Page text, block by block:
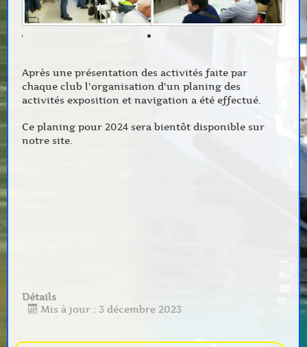
Après une présentation des activités faite par
chaque club l'organisation d'un planing des
activités exposition et navigation a été effectué.
Ce planing pour 2024 sera bientôt disponible sur
notre site.
Détails
Mis à jour : 3 décembre 2023